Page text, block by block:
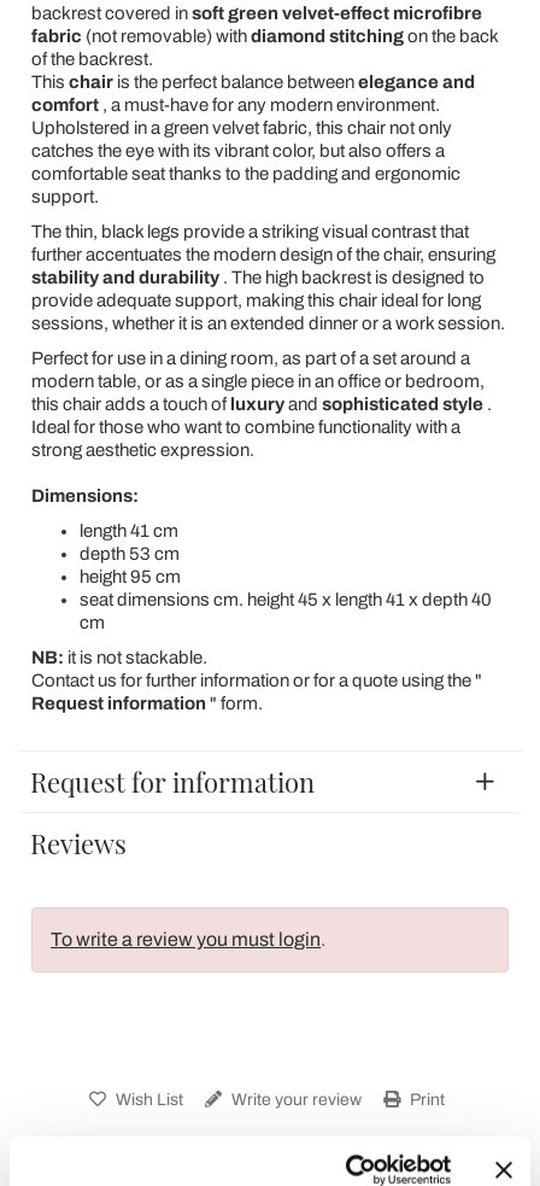
backrest covered insoft green velvet-effect microfibre
fabric (not removable) withdiamond stitchingon the back
of the backrest.
This chairis the perfect balance betweenelegance and
comfort, a must-have for any modern environment.
Upholstered in a green velvet fabric, this chair not only
catches the eye with its vibrant color, but also offers a
comfortable seat thanks to the padding and ergonomic
support.
The thin, black legs provide a striking visual contrast that
further accentuates the modern design of the chair, ensuring
stability and durability. The high backrest is designed to
provide adequate support, making this chair ideal for long
sessions, whether it is an extended dinner or a work session.
Perfect for use in a dining room, as part of a set around a
modern table, or as a single piece in an office or bedroom,
this chair adds a touch ofluxuryand sophisticated style.
Ideal for those who want to combine functionality with a
strong aesthetic expression.
Dimensions:
length 41 cm
depth 53 cm
height 95 cm
seat dimensions cm. height 45 x length 41 x depth 40
cm
NB: it is not stackable.
Contact us for further information or for a quote using the "
Request information " form.
Request for information
Reviews
To write a review you must login.
Wish List Write your review Print